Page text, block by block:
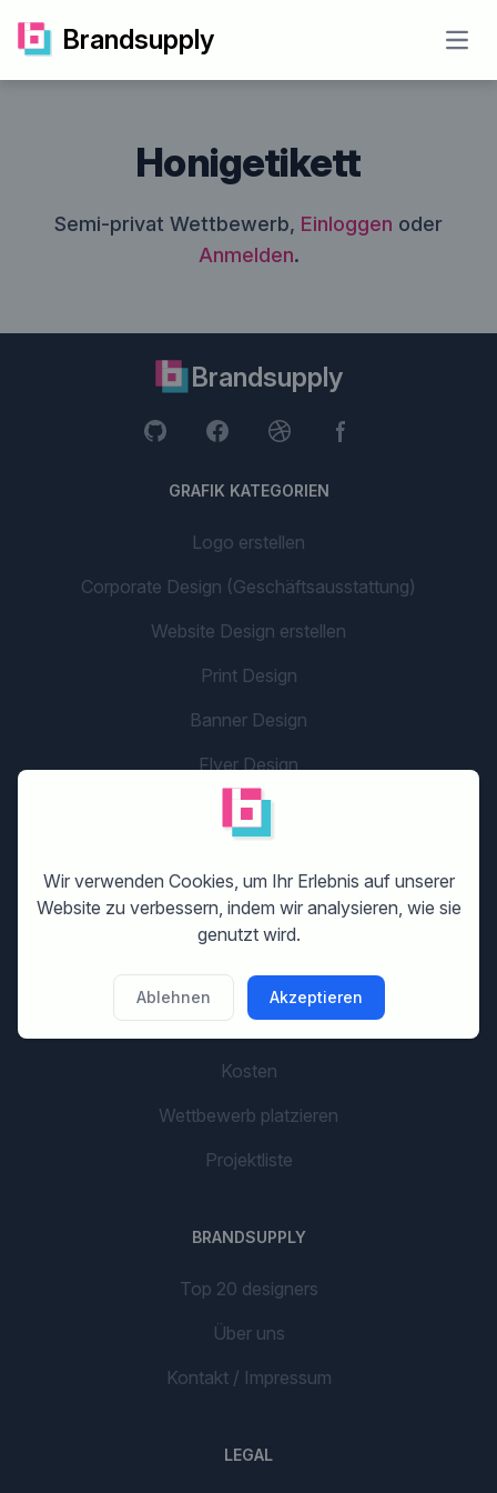
Brandsupply
Honigetikett
Semi-privat Wettbewerb, Einloggen oder
Anmelden.
Brandsupply
GRAFIK KATEGORIEN
Logo erstellen
Corporate Design (Geschäftsausstattung)
Website Design erstellen
Print Design
Banner Design
Flyer Design
Grafikdesign
Social Media/App Design
LOS GEHT'S
AI Branding
Kosten
Wettbewerb platzieren
Projektliste
BRANDSUPPLY
Top 20 designers
Über uns
Kontakt / Impressum
LEGAL
Wir verwenden Cookies, um Ihr Erlebnis auf unserer
Website zu verbessern, indem wir analysieren, wie sie
genutzt wird.
Ablehnen Akzeptieren